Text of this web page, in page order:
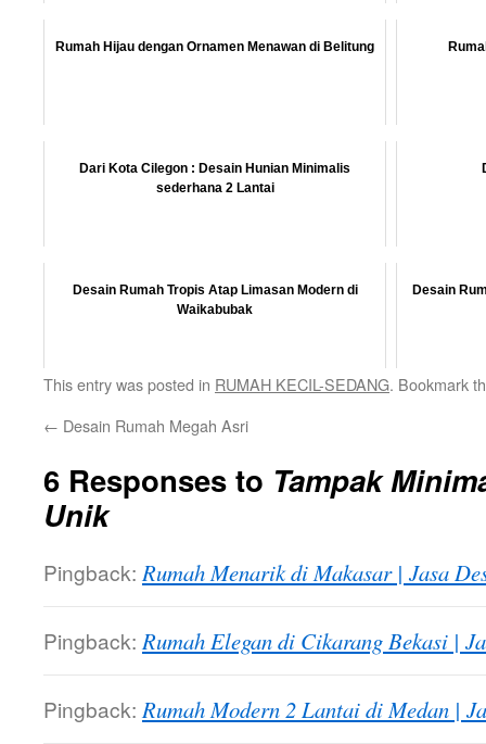
Rumah Hijau dengan Ornamen Menawan di Belitung
Dari Kota Cilegon : Desain Hunian Minimalis
sederhana 2 Lantai
Desain Rumah Tropis Atap Limasan Modern di
Waikabubak
Desain
This entry was posted in RUMAH KECIL-SEDANG. Bookmark
← Desain Rumah Megah Asri
6 Responses to Tampak
Unik
Pingback: Rumah Menarik di Makasar | Jasa
Pingback: Rumah Elegan di Cikarang Bekasi |
Pingback: Rumah Modern 2 Lantai di Medan |